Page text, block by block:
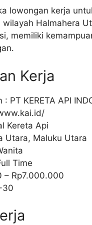
lowongan kerja
Halmahera
memiliki
Kerja
: PT KERETA API
Kereta Api
Utara, Maluku Utara
Time
– Rp7.000.000
30